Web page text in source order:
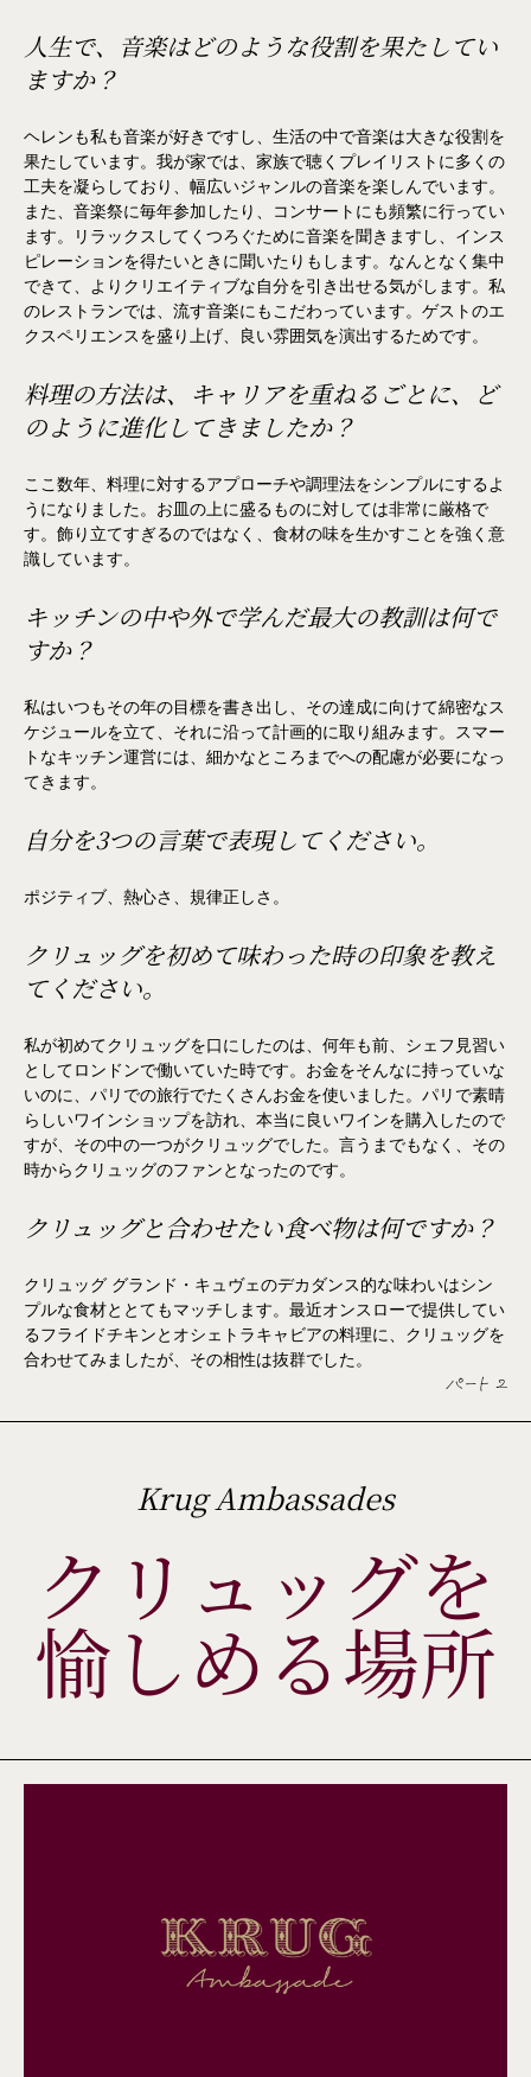
人生で、音楽はどのような役割を果たしてい
ますか？
ヘレンも私も音楽が好きですし、生活の中で音楽は大きな役割を
果たしています。我が家では、家族で聴くプレイリストに多くの
工夫を凝らしており、幅広いジャンルの音楽を楽しんでいます。
また、音楽祭に毎年参加したり、コンサートにも頻繁に行ってい
ます。リラックスしてくつろぐために音楽を聞きますし、インス
ピレーションを得たいときに聞いたりもします。なんとなく集中
できて、よりクリエイティブな自分を引き出せる気がします。私
のレストランでは、流す音楽にもこだわっています。ゲストのエ
クスペリエンスを盛り上げ、良い雰囲気を演出するためです。
料理の方法は、キャリアを重ねるごとに、ど
のように進化してきましたか？
ここ数年、料理に対するアプローチや調理法をシンプルにするよ
うになりました。お皿の上に盛るものに対しては非常に厳格で
す。飾り立てすぎるのではなく、食材の味を生かすことを強く意
識しています。
キッチンの中や外で学んだ最大の教訓は何で
すか？
私はいつもその年の目標を書き出し、その達成に向けて綿密なス
ケジュールを立て、それに沿って計画的に取り組みます。スマー
トなキッチン運営には、細かなところまでへの配慮が必要になっ
てきます。
自分を3つの言葉で表現してください。
ポジティブ、熱心さ、規律正しさ。
クリュッグを初めて味わった時の印象を教え
てください。
私が初めてクリュッグを口にしたのは、何年も前、シェフ見習い
としてロンドンで働いていた時です。お金をそんなに持っていな
いのに、パリでの旅行でたくさんお金を使いました。パリで素晴
らしいワインショップを訪れ、本当に良いワインを購入したので
すが、その中の一つがクリュッグでした。言うまでもなく、その
時からクリュッグのファンとなったのです。
クリュッグと合わせたい食べ物は何ですか？
クリュッグ グランド・キュヴェのデカダンス的な味わいはシン
プルな食材ととてもマッチします。最近オンスローで提供してい
るフライドチキンとオシェトラキャビアの料理に、クリュッグを
合わせてみましたが、その相性は抜群でした。
パート 2
Krug Ambassades
クリュッグを
愉しめる場所